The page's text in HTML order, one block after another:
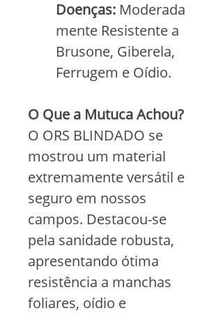
Doenças: Moderada
mente Resistente a
Brusone, Giberela,
Ferrugem e Oídio.
O Que a Mutuca Achou?
O ORS BLINDADO se
mostrou um material
extremamente versátil e
seguro em nossos
campos. Destacou-se
pela sanidade robusta,
apresentando ótima
resistência a manchas
foliares, oídio e